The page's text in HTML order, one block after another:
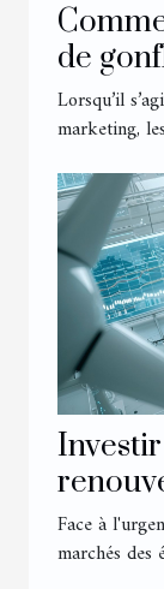
de
Lorsqu’il
marketing,
Face à
marchés des